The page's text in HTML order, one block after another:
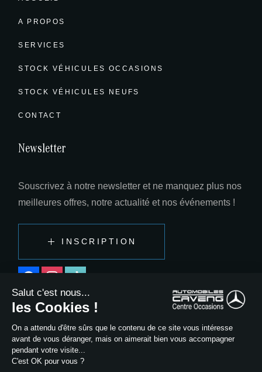
A PROPOS
SERVICES
STOCK VÉHICULES OCCASIONS
STOCK VÉHICULES NEUFS
CONTACT
Newsletter
Souscrivez à notre newsletter et ne manquez plus nos
meilleures offres, notre actualité et nos événements !
INSCRIPTION